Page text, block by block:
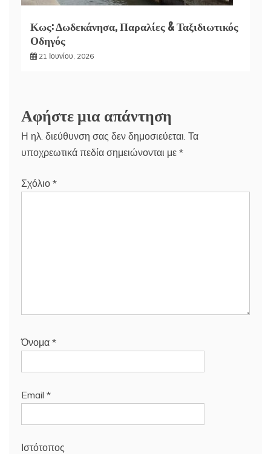
Κως: Δωδεκάνησα, Παραλίες & Ταξιδιωτικός
Οδηγός
21 Ιουνίου, 2026
Αφήστε μια απάντηση
Η ηλ. διεύθυνση σας δεν δημοσιεύεται. Τα
υποχρεωτικά πεδία σημειώνονται με *
Σχόλιο *
Όνομα *
Email *
Ιστότοπος